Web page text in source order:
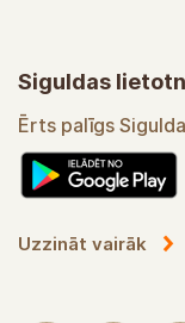
Siguldas
Ērts palīgs
Uzzināt vairāk